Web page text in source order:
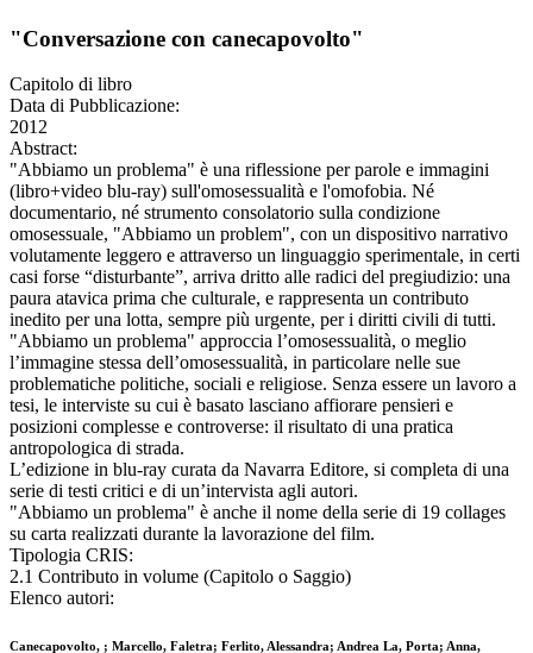
"Conversazione con canecapovolto"
Capitolo di libro
Data di Pubblicazione:
2012
Abstract:
"Abbiamo un problema" è una riflessione per parole e immagini
(libro+video blu-ray) sull'omosessualità e l'omofobia. Né
documentario, né strumento consolatorio sulla condizione
omosessuale, "Abbiamo un problem", con un dispositivo narrativo
volutamente leggero e attraverso un linguaggio sperimentale, in certi
casi forse “disturbante”, arriva dritto alle radici del pregiudizio: una
paura atavica prima che culturale, e rappresenta un contributo
inedito per una lotta, sempre più urgente, per i diritti civili di tutti.
"Abbiamo un problema" approccia l’omosessualità, o meglio
l’immagine stessa dell’omosessualità, in particolare nelle sue
problematiche politiche, sociali e religiose. Senza essere un lavoro a
tesi, le interviste su cui è basato lasciano affiorare pensieri e
posizioni complesse e controverse: il risultato di una pratica
antropologica di strada.
L’edizione in blu-ray curata da Navarra Editore, si completa di una
serie di testi critici e di un’intervista agli autori.
"Abbiamo un problema" è anche il nome della serie di 19 collages
su carta realizzati durante la lavorazione del film.
Tipologia CRIS:
2.1 Contributo in volume (Capitolo o Saggio)
Elenco autori:
Canecapovolto, ; Marcello, Faletra; Ferlito, Alessandra; Andrea La, Porta; Anna,